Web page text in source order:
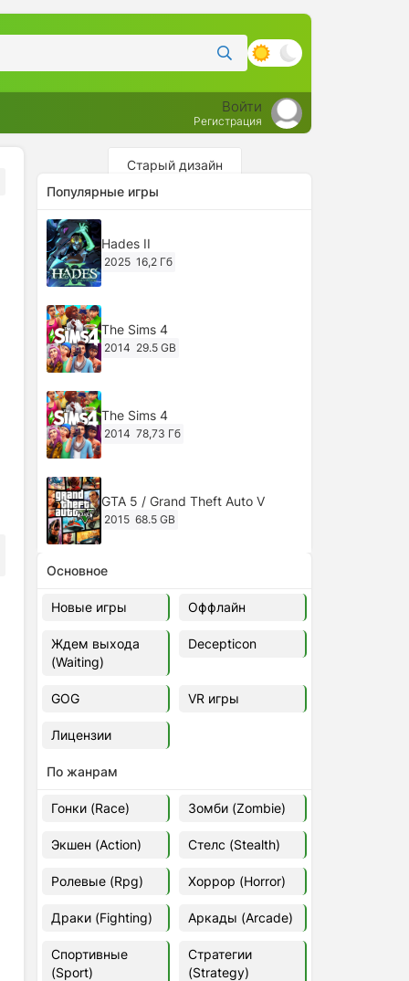
Войти
Регистрация
Старый дизайн
Популярные игры
Hades II
2025 16,2 Гб
The Sims 4
2014 29.5 GB
The Sims 4
2014 78,73 Гб
GTA 5 / Grand Theft Auto V
2015 68.5 GB
Ghost of Tsushima: Director's Cut
v.1053.8.1023.1614 [RePack
Decepticon] (2024)
2024
Cyberpunk 2077
49.4 GB
Ghost of Tsushima: Director's Cut
v.1053.9.0623.1807 [Папка
Euro Truck Simulator 2 v.1.60.1.7s
[Папка игры] (2012)
37,77 Гб
Forza Horizon 5 v.688.044
[Папка игры] (2021)
2021
Основное
Новые игры Оффлайн
Ждем выхода
(Waiting)
Decepticon
GOG VR игры
Лицензии
По жанрам
Гонки (Race) Зомби (Zombie)
Экшен (Action) Стелс (Stealth)
Ролевые (Rpg) Хоррор (Horror)
Драки (Fighting) Аркады (Arcade)
Спортивные
(Sport)
Стратегии
(Strategy)